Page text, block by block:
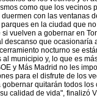
como que los vecinos
con las ventanas
en la ciudad que
vuelven a gobernar en
descanso que ocasionaría
nocturno se
municipio y, lo que es
y Más Madrid no les
para el disfrute de los
quitarán todos
calidad de vida", finalizó